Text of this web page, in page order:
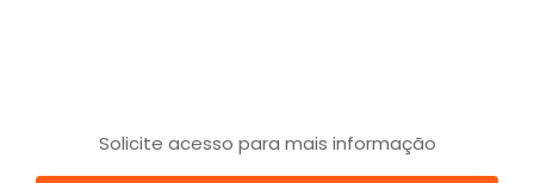
Solicite acesso para mais informação